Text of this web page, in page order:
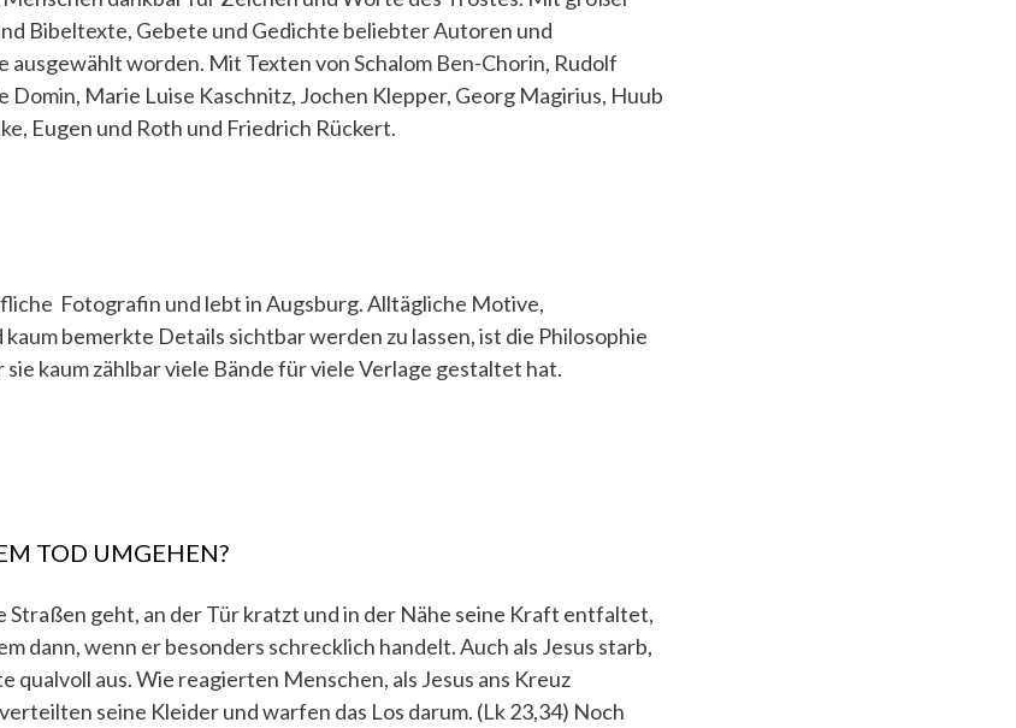
Bibeltexte, Gebete und Gedichte beliebter Autoren und
ausgewählt worden. Mit Texten von Schalom Ben-Chorin, Rudolf
Domin, Marie Luise Kaschnitz, Jochen Klepper, Georg Magirius, Huub
Eugen und Roth und Friedrich Rückert.
Fotografin und lebt in Augsburg. Alltägliche Motive,
bemerkte Details sichtbar werden zu lassen, ist die Philosophie
kaum zählbar viele Bände für viele Verlage gestaltet hat.
TOD UMGEHEN?
Straßen geht, an der Tür kratzt und in der Nähe seine Kraft entfaltet,
dann, wenn er besonders schrecklich handelt. Auch als Jesus starb,
qualvoll aus. Wie reagierten Menschen, als Jesus ans Kreuz
seine Kleider und warfen das Los darum. (Lk 23,34) Noch